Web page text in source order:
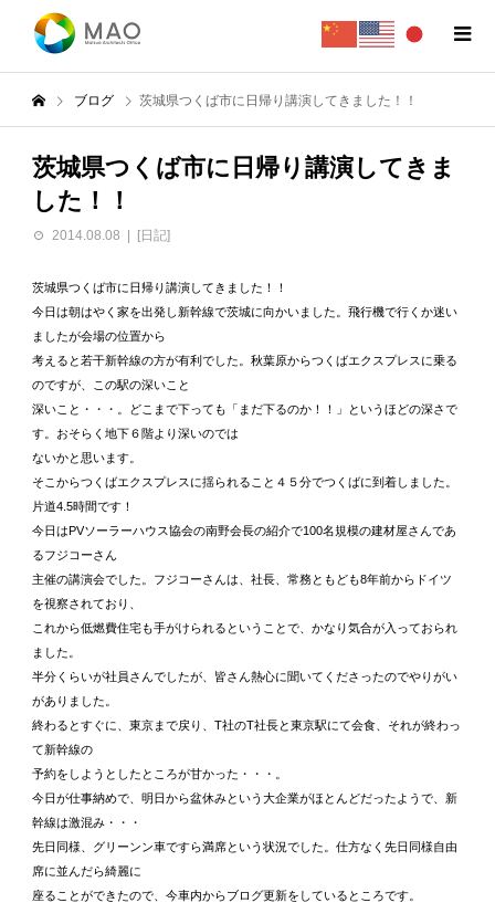
ブログ 茨城県つくば市に日帰り講演してきました！！
茨城県つくば市に日帰り講演してきま
した！！
2014.08.08 [日記]
茨城県つくば市に日帰り講演してきました！！
今日は朝はやく家を出発し新幹線で茨城に向かいました。飛行機で行くか迷い
ましたが会場の位置から
考えると若干新幹線の方が有利でした。秋葉原からつくばエクスプレスに乗る
のですが、この駅の深いこと
深いこと・・・。どこまで下っても「まだ下るのか！！」というほどの深さで
す。おそらく地下６階より深いのでは
ないかと思います。
そこからつくばエクスプレスに揺られること４５分でつくばに到着しました。
片道4.5時間です！
今日はPVソーラーハウス協会の南野会長の紹介で100名規模の建材屋さんであ
るフジコーさん
主催の講演会でした。フジコーさんは、社長、常務ともども8年前からドイツ
を視察されており、
これから低燃費住宅も手がけられるということで、かなり気合が入っておられ
ました。
半分くらいが社員さんでしたが、皆さん熱心に聞いてくださったのでやりがい
がありました。
終わるとすぐに、東京まで戻り、T社のT社長と東京駅にて会食、それが終わっ
て新幹線の
予約をしようとしたところが甘かった・・・。
今日が仕事納めで、明日から盆休みという大企業がほとんどだったようで、新
幹線は激混み・・・
先日同様、グリーンン車ですら満席という状況でした。仕方なく先日同様自由
席に並んだら綺麗に
座ることができたので、今車内からブログ更新をしているところです。